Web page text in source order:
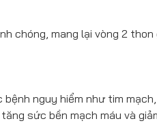
chóng, mang lại vòng 2
nguy hiểm như tim
sức bền mạch máu và